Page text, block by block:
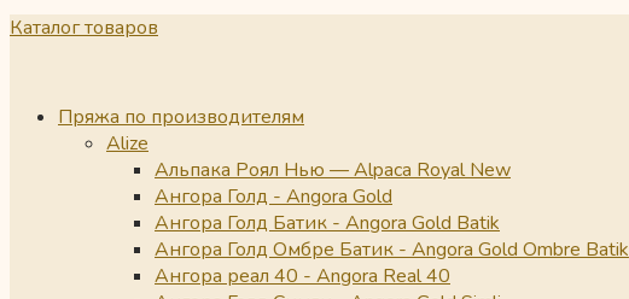
Каталог товаров
Пряжа по производителям
Alize
Альпака Роял Нью — Alpaca Royal New
Ангора Голд - Angora Gold
Ангора Голд Батик - Angora Gold Batik
Ангора Голд Омбре Батик - Angora Gold Ombre Batik
Ангора реал 40 - Angora Real 40